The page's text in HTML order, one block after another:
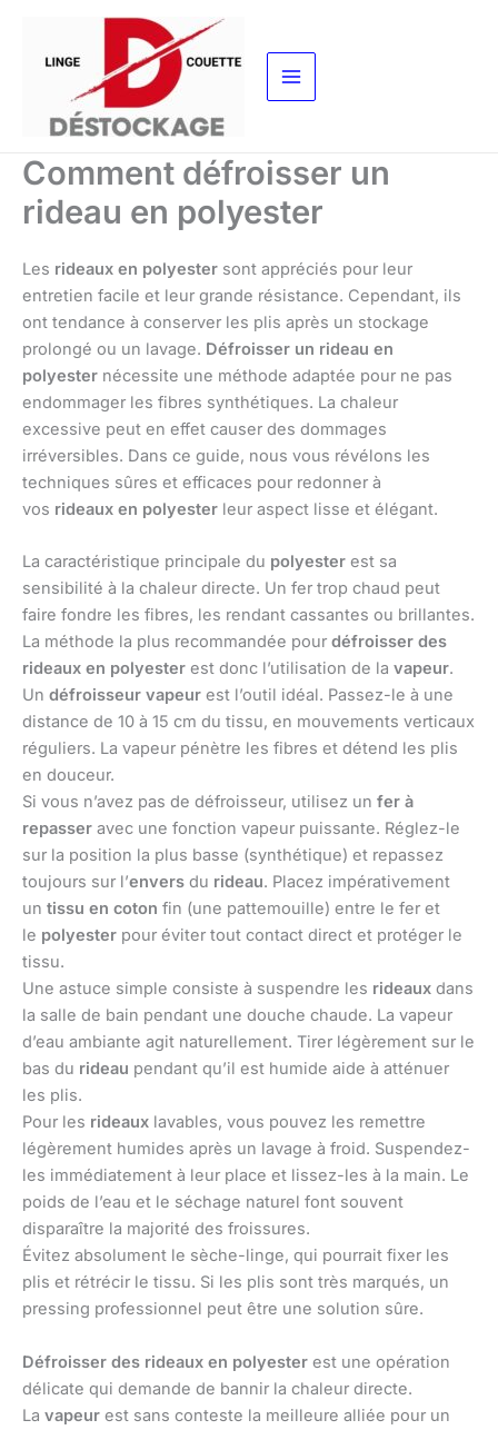
contenu
Comment défroisser un
rideau en polyester
Les rideaux en polyester sont appréciés pour leur
entretien facile et leur grande résistance. Cependant, ils
ont tendance à conserver les plis après un stockage
prolongé ou un lavage. Défroisser un rideau en
polyester nécessite une méthode adaptée pour ne pas
endommager les fibres synthétiques. La chaleur
excessive peut en effet causer des dommages
irréversibles. Dans ce guide, nous vous révélons les
techniques sûres et efficaces pour redonner à
vos rideaux en polyester leur aspect lisse et élégant.
La caractéristique principale du polyester est sa
sensibilité à la chaleur directe. Un fer trop chaud peut
faire fondre les fibres, les rendant cassantes ou brillantes.
La méthode la plus recommandée pour défroisser des
rideaux en polyester est donc l’utilisation de la vapeur.
Un défroisseur vapeur est l’outil idéal. Passez-le à une
distance de 10 à 15 cm du tissu, en mouvements verticaux
réguliers. La vapeur pénètre les fibres et détend les plis
en douceur.
Si vous n’avez pas de défroisseur, utilisez un fer à
repasser avec une fonction vapeur puissante. Réglez-le
sur la position la plus basse (synthétique) et repassez
toujours sur l’envers du rideau. Placez impérativement
un tissu en coton fin (une pattemouille) entre le fer et
le polyester pour éviter tout contact direct et protéger le
tissu.
Une astuce simple consiste à suspendre les rideaux dans
la salle de bain pendant une douche chaude. La vapeur
d’eau ambiante agit naturellement. Tirer légèrement sur le
bas du rideau pendant qu’il est humide aide à atténuer
les plis.
Pour les rideaux lavables, vous pouvez les remettre
légèrement humides après un lavage à froid. Suspendez-
les immédiatement à leur place et lissez-les à la main. Le
poids de l’eau et le séchage naturel font souvent
disparaître la majorité des froissures.
Évitez absolument le sèche-linge, qui pourrait fixer les
plis et rétrécir le tissu. Si les plis sont très marqués, un
pressing professionnel peut être une solution sûre.
Défroisser des rideaux en polyester est une opération
délicate qui demande de bannir la chaleur directe.
La vapeur est sans conteste la meilleure alliée pour un